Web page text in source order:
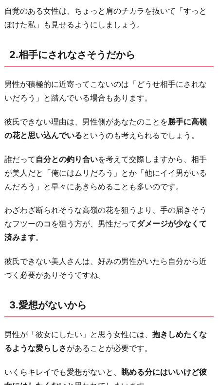
い
か
5.
理
そ
う
発
言
が
る
か
ら
6.
無
識
に
飛
車
に
な
自覚のある女性は、ちょっと肩のチカラを抜いて「すっと
ぼけた私」も見せるようにしましょう。
2.相手にされなさそうだから
男性が積極的に近寄ってこないのは「どうせ相手にされな
いだろう」と踏んでいる場合もあります。
彼氏できない理由は、男性側があなたのことを勝手に高嶺
の花と思い込んでいるというのも考えられるでしょう。
誰だって 自分との釣り合いを考えて交際しますから、相手
が美人だと「俺にはムリだろう」とか「他にイイ男がいる
んだろう」と早々にあきらめることも多いのです。
わざわざ断られそうな高嶺の花を狙うより、手の届きそう
なフツーのコを狙う方が、男性だってダメージが少なくて
済みます。
彼氏できない美人さんは、好みの男性がいたら自分から近
づく必要がありそうですね。
3.愛想がないから
男性が「彼女にしたい」と思う女性には、 抱きしめたくな
るような愛らしさがあることが必要です。
いくらキレイでも愛想がないと、 眺める分にはいいけど彼